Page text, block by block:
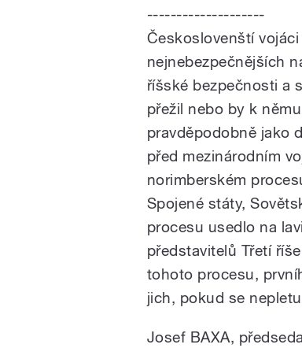
--------------------
Českoslovenští
nejnebezpečnějších
říšské bezpečnosti a
přežil nebo by k
pravděpodobně jako
před mezinárodním
norimberském
Spojené státy,
procesu usedlo na
představitelů Třetí
tohoto procesu,
jich, pokud se
Josef BAXA,